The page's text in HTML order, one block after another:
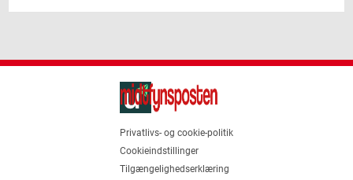
Privatlivs- og cookie-politik
Cookieindstillinger
Tilgængelighedserklæring